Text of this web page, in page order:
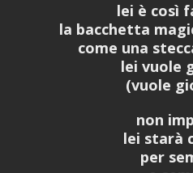
lei è così
la bacchetta
come una
lei vuole
(vuole
non
lei starà
per